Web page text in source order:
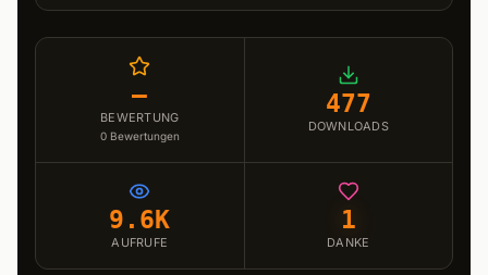
–
BEWERTUNG
0 Bewertungen
477
DOWNLOADS
9.6K
AUFRUFE
1
DANKE